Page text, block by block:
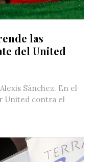
las
del United
Sánchez. En el
United contra el